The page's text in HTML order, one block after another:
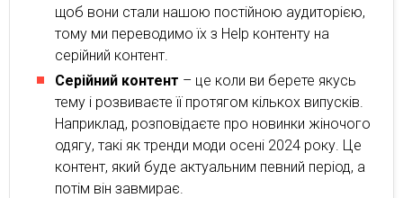
щоб вони стали нашою постійною аудиторією,
тому ми переводимо їх з Help контенту на
серійний контент.
Серійний контент – це коли ви берете якусь
тему і розвиваєте її протягом кількох випусків.
Наприклад, розповідаєте про новинки жіночого
одягу, такі як тренди моди осені 2024 року. Це
контент, який буде актуальним певний період, а
потім він завмирає.